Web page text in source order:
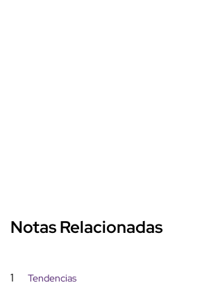
Notas Relacionadas
1 Tendencias